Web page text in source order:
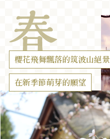
櫻花飛舞飄落的筑波山絕景
在新季節萌芽的願望